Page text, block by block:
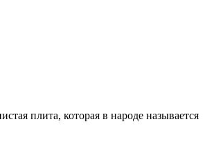
плита, которая в народе называется